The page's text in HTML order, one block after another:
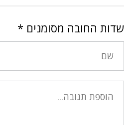
שדות החובה מסומנים *